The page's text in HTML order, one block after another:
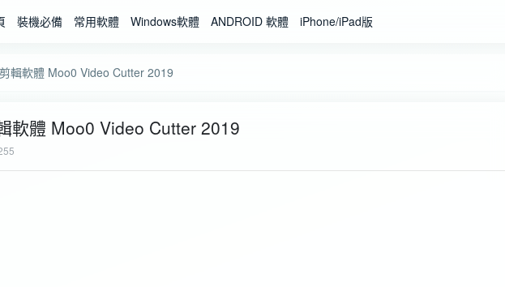
裝機必備 常用軟體 Windows軟體 ANDROID 軟體 iPhone/iPad版
輯軟體 Moo0 Video Cutter 2019
軟體 Moo0 Video Cutter 2019